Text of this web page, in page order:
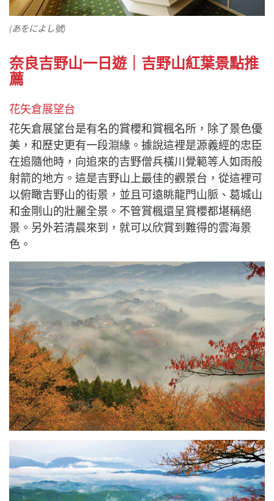
(あをによし號)
奈良吉野山一日遊｜吉野山紅葉景點推
薦
花矢倉展望台
花矢倉展望台是有名的賞櫻和賞楓名所，除了景色優
美，和歷史更有一段淵緣。據說這裡是源義經的忠臣
在追隨他時，向追來的吉野僧兵橫川覺範等人如雨般
射箭的地方。這是吉野山上最佳的觀景台，從這裡可
以俯瞰吉野山的街景，並且可遠眺龍門山脈、葛城山
和金剛山的壯麗全景。不管賞楓還呈賞櫻都堪稱絕
景。另外若清晨來到，就可以欣賞到難得的雲海景
色。